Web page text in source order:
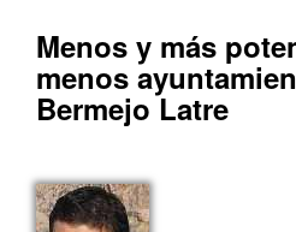
Menos y más
menos
Bermejo Latre